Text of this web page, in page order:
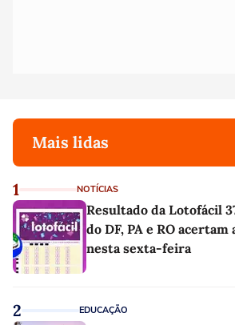
Mais lidas
1 NOTÍCIAS
Resultado da Lotofácil
do DF, PA e RO acertam
nesta sexta-feira
2 EDUCAÇÃO